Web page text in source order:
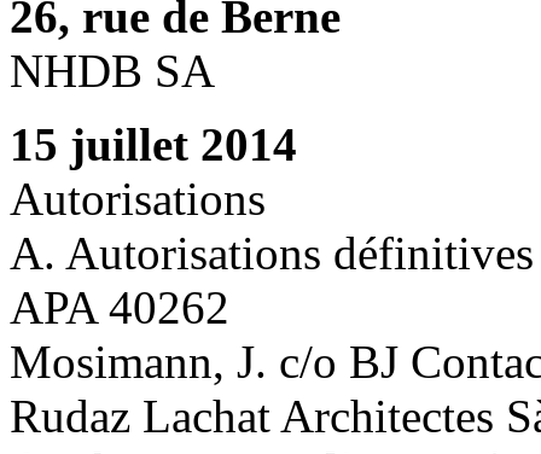
26, rue de Berne
NHDB SA
15 juillet 2014
Autorisations
A. Autorisations définitives
APA 40262
Mosimann, J. c/o BJ
Rudaz Lachat Architectes